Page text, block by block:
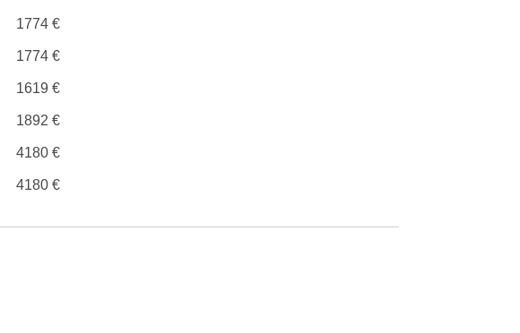
1774 €
1774 €
1619 €
1892 €
4180 €
4180 €